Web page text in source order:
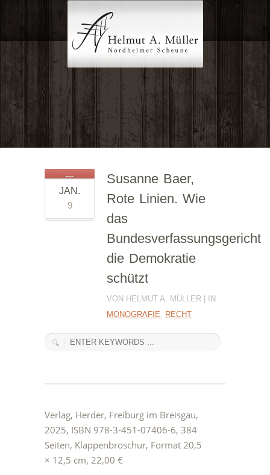
JAN.
9
Susanne Baer,
Rote Linien. Wie
das
Bundesverfassungsgericht
die Demokratie
schützt
VON HELMUT A. MÜLLER | IN
MONOGRAFIE, RECHT
Verlag, Herder, Freiburg im Breisgau,
2025, ISBN 978-3-451-07406-6, 384
Seiten, Klappenbroschur, Format 20,5
× 12,5 cm, 22,00 €